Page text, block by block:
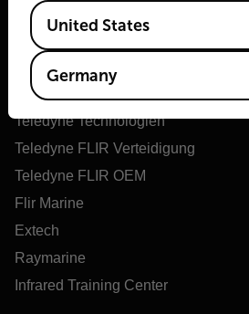
Über Flir
Teledyne Technologien
Teledyne FLIR Verteidigung
Teledyne FLIR OEM
Flir Marine
Extech
Raymarine
Infrared Training Center
Available Locations
United States
Germany